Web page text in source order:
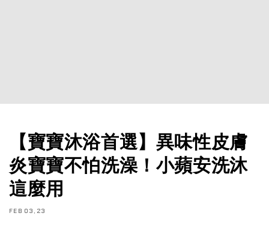
【寶寶沐浴首選】異味性皮膚
炎寶寶不怕洗澡！小蘋安洗沐
這麼用
FEB 03, 23